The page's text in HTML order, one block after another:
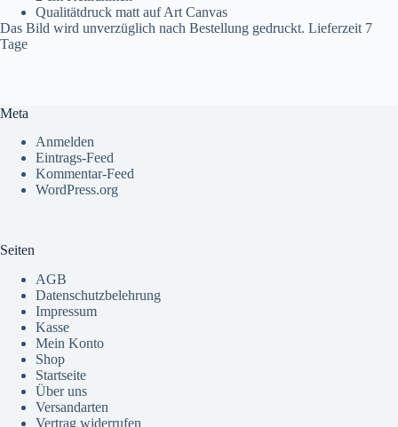
Qualitätdruck matt auf Art Canvas
Das Bild wird unverzüglich nach Bestellung gedruckt. Lieferzeit 7
Tage
Meta
Anmelden
Eintrags-Feed
Kommentar-Feed
WordPress.org
Seiten
AGB
Datenschutzbelehrung
Impressum
Kasse
Mein Konto
Shop
Startseite
Über uns
Versandarten
Vertrag widerrufen